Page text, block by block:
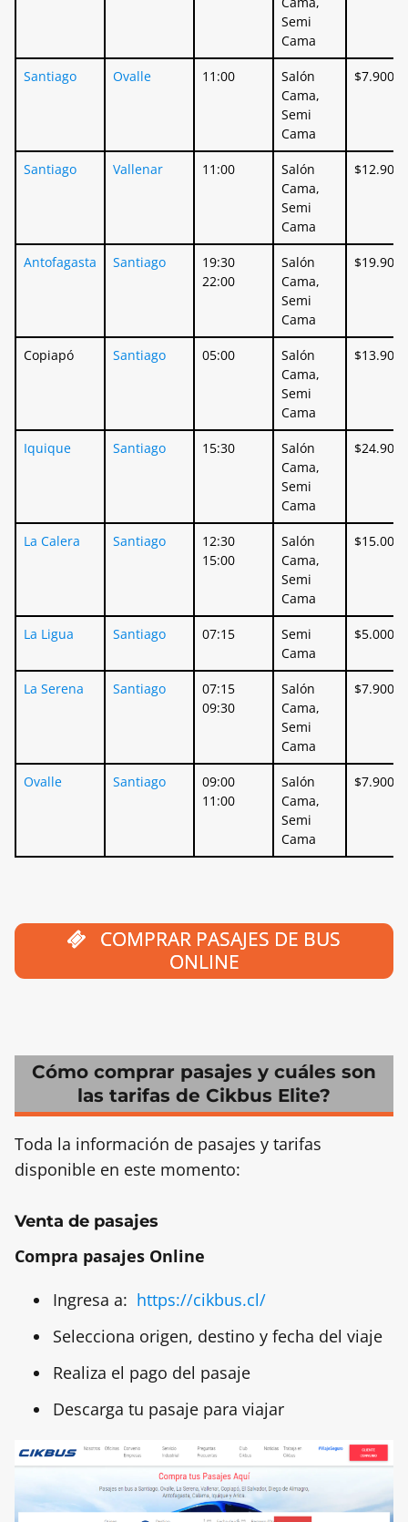
Semi
Cama
Santiago Ovalle 11:00
Salón
Cama,
Semi
Cama
$7.900
Santiago Vallenar 11:00
Salón
Cama,
Semi
Cama
$12.900
Antofagasta Santiago
19:30
22:00
Salón
Cama,
Semi
Cama
$19.900
Copiapó Santiago 05:00
Salón
Cama,
Semi
Cama
$13.900
Iquique Santiago 15:30
Salón
Cama,
Semi
Cama
$24.900
La Calera Santiago
12:30
15:00
Salón
Cama,
Semi
Cama
$15.000
La Ligua Santiago 07:15
Semi
Cama
$5.000
La Serena Santiago
07:15
09:30
Salón
Cama,
Semi
Cama
$7.900
Ovalle Santiago
09:00
11:00
Salón
Cama,
Semi
Cama
$7.900
COMPRAR PASAJES DE BUS
ONLINE
Cómo comprar pasajes y cuáles son
las tarifas de Cikbus Elite?
Toda la información de pasajes y tarifas
disponible en este momento:
Venta de pasajes
Compra pasajes Online
Ingresa a: https://cikbus.cl/
Selecciona origen, destino y fecha del viaje
Realiza el pago del pasaje
Descarga tu pasaje para viajar